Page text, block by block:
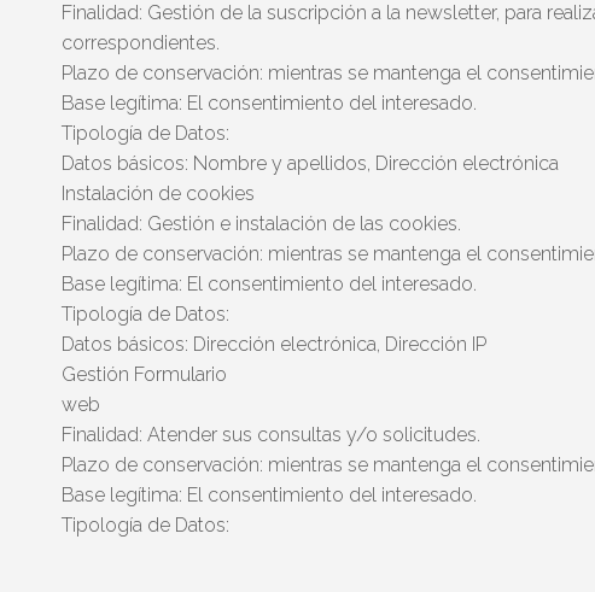
Finalidad: Gestión de la suscripción a la newsletter, para
correspondientes.
Plazo de conservación: mientras se mantenga el
Base legítima: El consentimiento del interesado.
Tipología de Datos:
Datos básicos: Nombre y apellidos, Dirección electrónica
Instalación de cookies
Finalidad: Gestión e instalación de las cookies.
Plazo de conservación: mientras se mantenga el
Base legítima: El consentimiento del interesado.
Tipología de Datos:
Datos básicos: Dirección electrónica, Dirección IP
Gestión Formulario
web
Finalidad: Atender sus consultas y/o solicitudes.
Plazo de conservación: mientras se mantenga el
Base legítima: El consentimiento del interesado.
Tipología de Datos: